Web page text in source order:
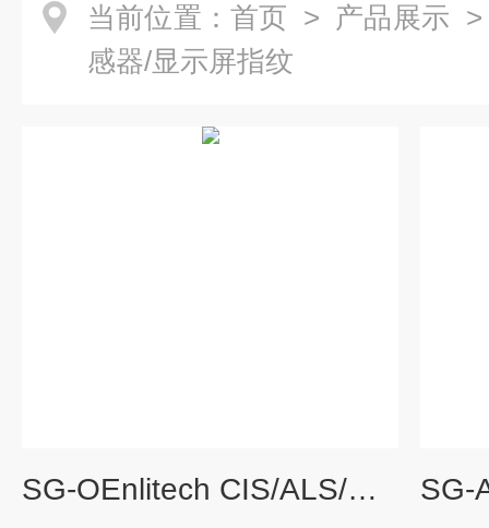
当前位置： 首页 > 产品展示
感器/显示屏指纹
SG-OEnlitech CIS/ALS/光传感器晶圆测试仪